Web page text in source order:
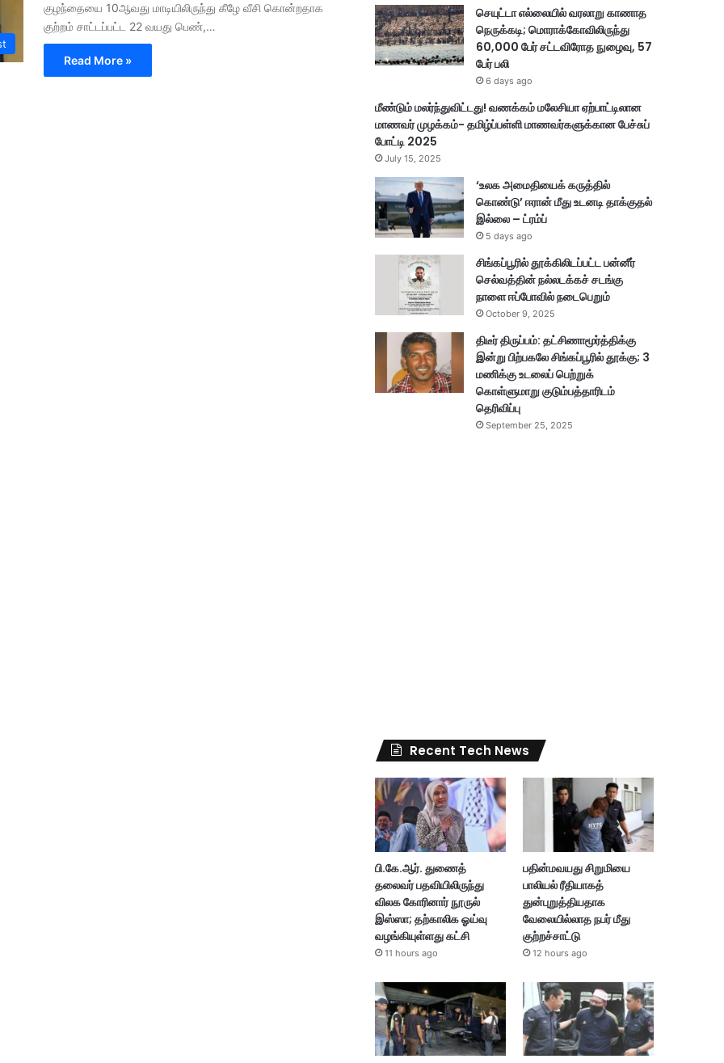
குழந்தையை 10ஆவது மாடியிலிருந்து கீழே வீசி கொன்றதாக
குற்றம் சாட்டப்பட்ட 22 வயது பெண்,…
Read More »
செயுட்டா எல்லையில் வரலாறு காணாத
நெருக்கடி; மொராக்கோவிலிருந்து
60,000 பேர் சட்டவிரோத நுழைவு, 57
பேர் பலி
6 days ago
மீண்டும் மலர்ந்துவிட்டது! வணக்கம் மலேசியா ஏற்பாட்டிலான
மாணவர் முழக்கம்- தமிழ்ப்பள்ளி மாணவர்களுக்கான பேச்சுப்
போட்டி 2025
July 15, 2025
‘உலக அமைதியைக் கருத்தில்
கொண்டு’ ஈரான் மீது உடனடி தாக்குதல்
இல்லை – ட்ரம்ப்
5 days ago
சிங்கப்பூரில் தூக்கிலிடப்பட்ட பன்னீர்
செல்வத்தின் நல்லடக்கச் சடங்கு
நாளை ஈப்போவில் நடைபெறும்
October 9, 2025
திடீர் திருப்பம்: தட்சிணாமூர்த்திக்கு
இன்று பிற்பகலே சிங்கப்பூரில் தூக்கு; 3
மணிக்கு உடலைப் பெற்றுக்
கொள்ளுமாறு குடும்பத்தாரிடம்
தெரிவிப்பு
September 25, 2025
Recent Tech News
பி.கே.ஆர். துணைத்
தலைவர் பதவியிலிருந்து
விலக கோரினார் நூருல்
இஸ்ஸா; தற்காலிக ஓய்வு
வழங்கியுள்ளது கட்சி
11 hours ago
பதின்மவயது சிறுமியை
பாலியல் ரீதியாகத்
துன்புறுத்தியதாக
வேலையில்லாத நபர் மீது
குற்றச்சாட்டு
12 hours ago